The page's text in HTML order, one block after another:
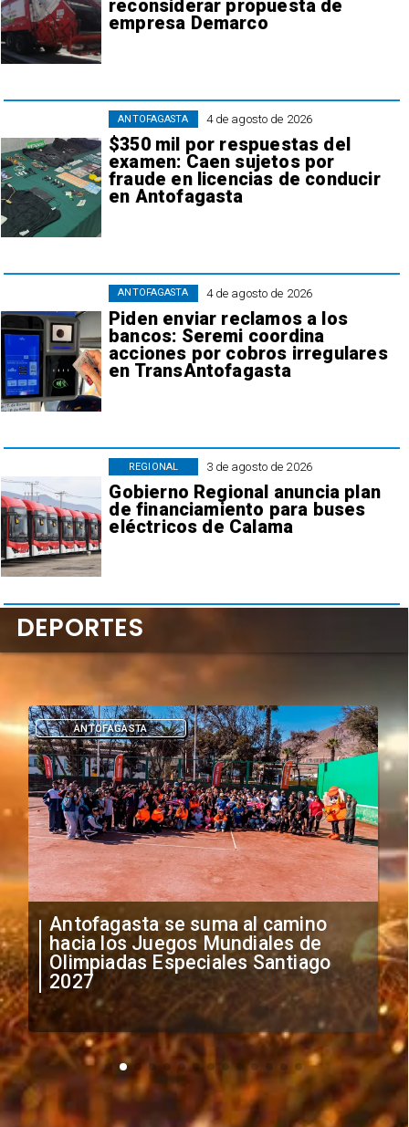
reconsiderar propuesta de
empresa Demarco
4 de agosto de 2026
$350 mil por respuestas del
examen: Caen sujetos por
fraude en licencias de conducir
en Antofagasta
ANTOFAGASTA
4 de agosto de 2026
Piden enviar reclamos a los
bancos: Seremi coordina
acciones por cobros irregulares
en TransAntofagasta
ANTOFAGASTA
3 de agosto de 2026
Gobierno Regional anuncia plan
de financiamiento para buses
eléctricos de Calama
REGIONAL
Antofagasta se suma al camino
hacia los Juegos Mundiales de
Olimpiadas Especiales Santiago
2027
ANTOFAGASTA
DEPORTES